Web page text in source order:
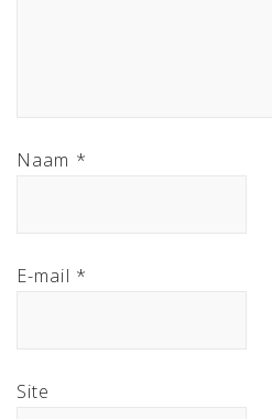
Naam *
E-mail *
Site